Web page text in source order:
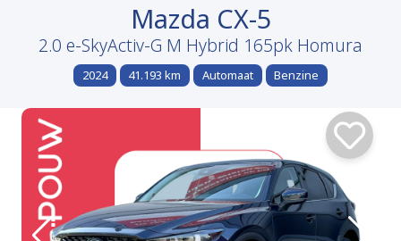
Mazda CX-5
2.0 e-SkyActiv-G M Hybrid 165pk Homura
2024 41.193 km Automaat Benzine